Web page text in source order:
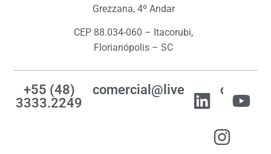
Grezzana, 4º Andar
CEP 88.034-060 – Itacorubi,
Florianópolis – SC
+55 (48)
3333.2249
comercial@livemes.com